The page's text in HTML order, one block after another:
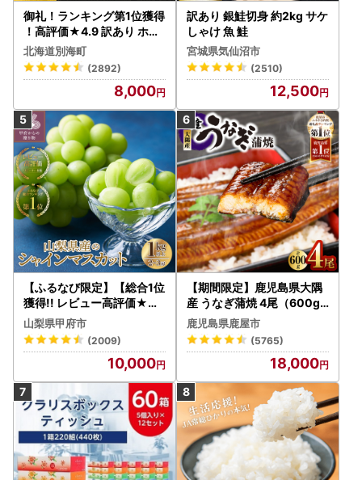
御礼！ランキング第1位獲得
！高評価★4.9 訳あり ホタ
テ 400g（ほたて 帆立 貝柱
冷凍 ）
北海道別海町
(2892)
8,000
訳あり 銀鮭切身 約2kg サケ
しゃけ 魚 鮭
宮城県気仙沼市
(2510)
12,500
【ふるなび限定】【総合1位
獲得!! レビュー高評価★】
〈2026年度配送分〉山梨
県産 シャインマスカット 2
～3房（1.0kg以上）シャイ
ン フルーツ FN-Limited-S
P
山梨県甲府市
(2009)
10,000
【期間限定】鹿児島県大隅
産 うなぎ蒲焼 4尾（600g
） KN007-004-04-cp18
うなぎ 鰻 魚 惣菜 総菜
鹿児島県鹿屋市
(5765)
18,000